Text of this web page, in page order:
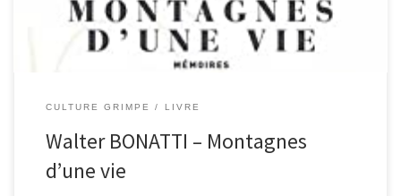
CULTURE GRIMPE LIVRE
Walter BONATTI – Montagnes
d’une vie